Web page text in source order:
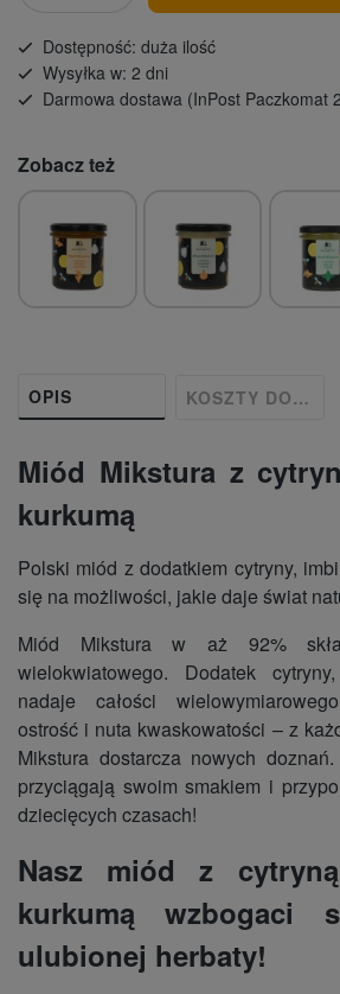
Dostępność: duża ilość
Wysyłka w: 2 dni
Darmowa dostawa (InPost Paczkomat
Zobacz też
OPIS KOSZTY DOSTAWY
Miód Mikstura z
kurkumą
Polski miód z dodatkiem cytryny,
się na możliwości, jakie daje świat
Miód Mikstura w aż 92%
wielokwiatowego. Dodatek
nadaje całości
ostrość i nuta kwaskowatości – z
Mikstura dostarcza nowych
przyciągają swoim smakiem i
dziecięcych czasach!
Nasz miód z
kurkumą wzbogaci
ulubionej herbaty!